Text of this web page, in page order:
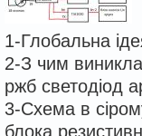
1-Глобальна
2-З чим
ржб светодіод
3-Схема в
блока